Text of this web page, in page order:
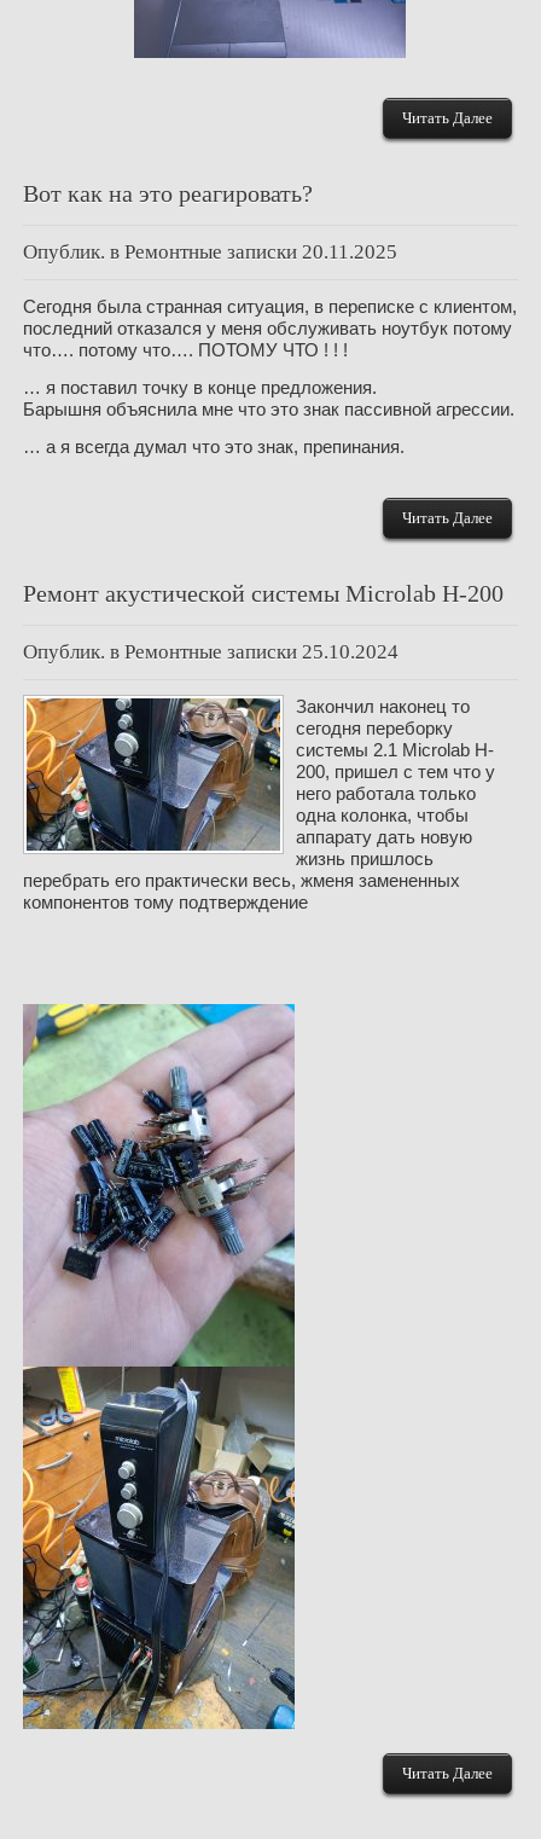
Читать Далее
Вот как на это реагировать?
Опублик. в Ремонтные записки 20.11.2025
Сегодня была странная ситуация, в переписке с клиентом,
последний отказался у меня обслуживать ноутбук потому
что…. потому что…. ПОТОМУ ЧТО ! ! !
… я поставил точку в конце предложения.
Барышня объяснила мне что это знак пассивной агрессии.
… а я всегда думал что это знак, препинания.
Читать Далее
Ремонт акустической системы Microlab H-200
Опублик. в Ремонтные записки 25.10.2024
Закончил наконец то
сегодня переборку
системы 2.1 Microlab H-
200, пришел с тем что у
него работала только
одна колонка, чтобы
аппарату дать новую
жизнь пришлось
перебрать его практически весь, жменя замененных
компонентов тому подтверждение
Читать Далее